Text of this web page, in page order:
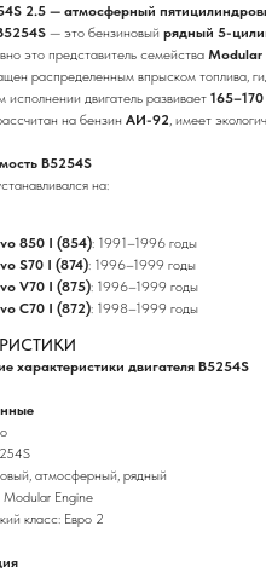
2.5 — атмосферный
— это бензиновый рядный 5-
это представитель семейства Modular
распределенным впрыском топлива,
исполнении двигатель развивает 165–170
на бензин АИ-92 , имеет
B5254S
на:
850 I (854): 1991–1996 годы
S70 I (874): 1996–1999 годы
V70 I (875): 1996–1999 годы
C70 I (872): 1998–1999 годы
характеристики двигателя B5254S
атмосферный, рядный
Engine
класс: Евро 2